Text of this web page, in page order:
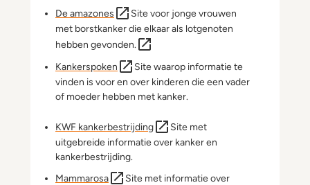
De amazones
Site voor jonge vrouwen
met borstkanker die elkaar als lotgenoten
hebben gevonden.
Kankerspoken
Site waarop informatie te
vinden is voor en over kinderen die een vader
of moeder hebben met kanker.
KWF kankerbestrijding
Site met
uitgebreide informatie over kanker en
kankerbestrijding.
Mammarosa
Site met informatie over